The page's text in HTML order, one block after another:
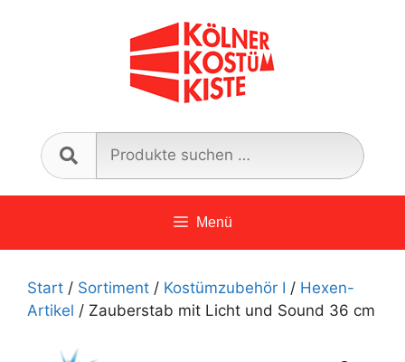
nach:
Menü
Start / Sortiment / Kostümzubehör I / Hexen-
Artikel / Zauberstab mit Licht und Sound 36 cm